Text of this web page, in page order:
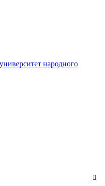
народного